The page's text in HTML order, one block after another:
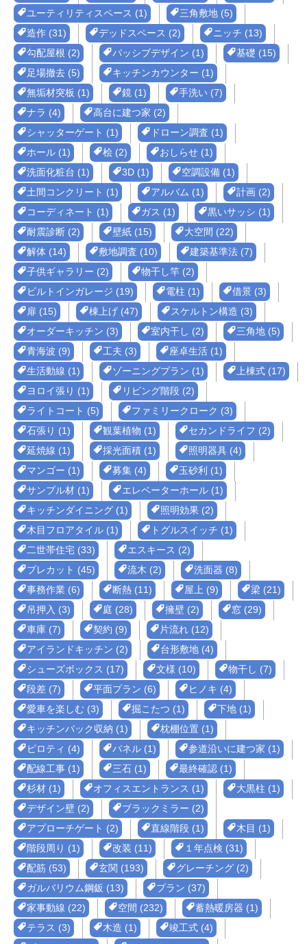
ユーティリティスペース (1)
三角敷地 (5)
造作 (31)
デッドスペース (2)
ニッチ (13)
勾配屋根 (2)
パッシブデザイン (1)
基礎 (15)
足場撤去 (5)
キッチンカウンター (1)
無垢材突板 (1)
鏡 (1)
手洗い (7)
ナラ (4)
高台に建つ家 (2)
シャッターゲート (1)
ドローン調査 (1)
ホール (1)
桧 (2)
おしらせ (1)
洗面化粧台 (1)
3D (1)
空調設備 (1)
土間コンクリート (1)
アルバム (1)
計画 (2)
コーディネート (1)
ガス (1)
黒いサッシ (1)
耐震診断 (2)
壁紙 (15)
大空間 (22)
解体 (14)
敷地調査 (10)
建築基準法 (7)
子供ギャラリー (2)
物干し竿 (2)
ビルトインガレージ (19)
電柱 (1)
借景 (3)
扉 (15)
棟上げ (47)
スケルトン構造 (3)
オーダーキッチン (3)
室内干し (2)
三角地 (5)
青海波 (9)
工夫 (3)
座卓生活 (1)
生活動線 (1)
ゾーニングプラン (1)
上棟式 (17)
ヨロイ張り (1)
リビング階段 (2)
ライトコート (5)
ファミリークローク (3)
石張り (1)
観葉植物 (1)
セカンドライフ (2)
延焼線 (1)
採光面積 (1)
照明器具 (4)
マンゴー (1)
募集 (4)
玉砂利 (1)
サンプル材 (1)
エレベーターホール (1)
キッチンダイニング (1)
照明効果 (2)
木目フロアタイル (1)
トグルスイッチ (1)
二世帯住宅 (33)
エスキース (2)
プレカット (45)
流木 (2)
洗面器 (8)
事務作業 (6)
断熱 (11) 屋上 (9)
梁 (21)
吊押入 (3)
庭 (28) 擁壁 (2)
窓 (29)
車庫 (7)
契約 (9)
片流れ (12)
アイランドキッチン (2)
台形敷地 (4)
シューズボックス (17)
文様 (10)
物干し (7)
段差 (7)
平面プラン (6)
ヒノキ (4)
愛車を楽しむ (3)
掘こたつ (1)
下地 (1)
キッチンバック収納 (1)
枕棚位置 (1)
ピロティ (4)
パネル (1)
参道沿いに建つ家 (1)
配線工事 (1)
三石 (1)
最終確認 (1)
杉材 (1)
オフィスエントランス (1)
大黒柱 (1)
デザイン壁 (2)
ブラックミラー (2)
アプローチゲート (2)
直線階段 (1)
木目 (1)
階段周り (1)
改装 (11)
１年点検 (31)
配筋 (53)
玄関 (193)
グレーチング (2)
ガルバリウム鋼鈑 (13)
プラン (37)
家事動線 (22)
空間 (232)
蓄熱暖房器 (1)
テラス (3)
木造 (1)
竣工式 (4)